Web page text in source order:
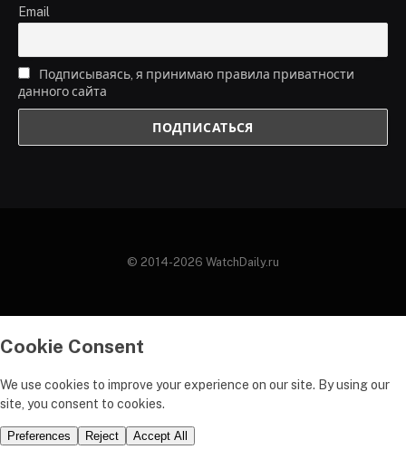
Email
Подписываясь, я принимаю правила приватности
данного сайта
© 2014-2026 WatchDaily.ru